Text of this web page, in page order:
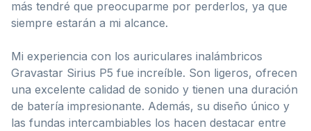
más tendré que preocuparme por perderlos, ya que
siempre estarán a mi alcance.
Mi experiencia con los auriculares inalámbricos
Gravastar Sirius P5 fue increíble. Son ligeros, ofrecen
una excelente calidad de sonido y tienen una duración
de batería impresionante. Además, su diseño único y
las fundas intercambiables los hacen destacar entre